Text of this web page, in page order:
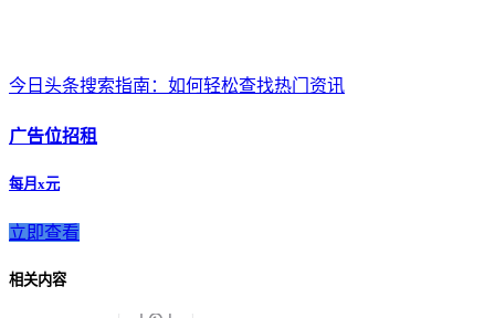
今日头条搜索指南：如何轻松查找热门资讯
广告位招租
每月x元
立即查看
相关内容